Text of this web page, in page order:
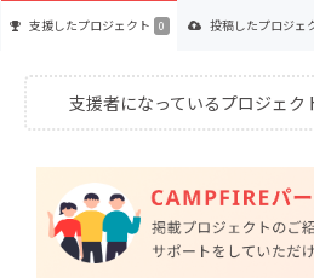
支援したプロジェクト 0 投稿したプロジェ
支援者になっているプロジェク